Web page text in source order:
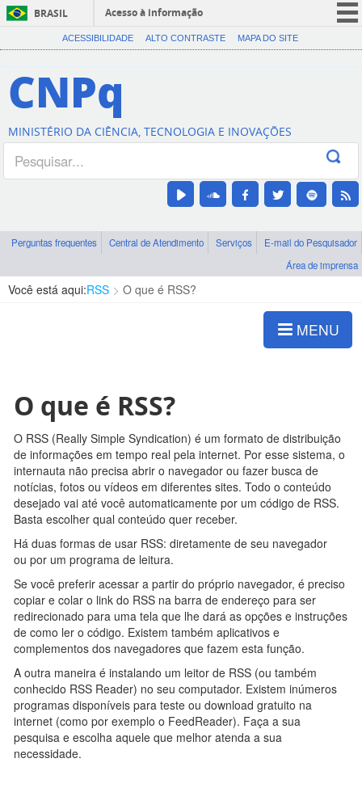
BRASIL
Acesso à informação
CORONAVÍRUS (COVID-19)
Canais
ACESSIBILIDADE ALTO CONTRASTE MAPA DO SITE
CNPq
MINISTÉRIO DA CIÊNCIA, TECNOLOGIA E INOVAÇÕES
Perguntas frequentes Central de Atendimento Serviços
E-mail do Pesquisador
Área de imprensa
Você está aqui:RSS O que é RSS?
MENU
O que é RSS?
O RSS (Really Simple Syndication) é um formato de distribuição
de informações em tempo real pela internet. Por esse sistema, o
internauta não precisa abrir o navegador ou fazer busca de
notícias, fotos ou vídeos em diferentes sites. Todo o conteúdo
desejado vai até você automaticamente por um código de RSS.
Basta escolher qual conteúdo quer receber.
Há duas formas de usar RSS: diretamente de seu navegador
ou por um programa de leitura.
Se você preferir acessar a partir do próprio navegador, é preciso
copiar e colar o link do RSS na barra de endereço para ser
redirecionado para uma tela que lhe dará as opções e instruções
de como ler o código. Existem também aplicativos e
complementos dos navegadores que fazem esta função.
A outra maneira é instalando um leitor de RSS (ou também
conhecido RSS Reader) no seu computador. Existem inúmeros
programas disponíveis para teste ou download gratuito na
internet (como por exemplo o FeedReader). Faça a sua
pesquisa e escolha aquele que melhor atenda a sua
necessidade.